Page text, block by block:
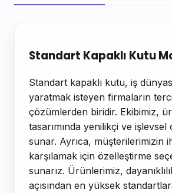
Standart Kapaklı Kutu
Standart kapaklı kutu, iş
yaratmak isteyen firmaların
çözümlerden biridir. Ekibimiz,
tasarımında yenilikçi ve
sunar. Ayrıca, müşterilerimizin
karşılamak için özelleştirme
sunarız. Ürünlerimiz,
açısından en yüksek